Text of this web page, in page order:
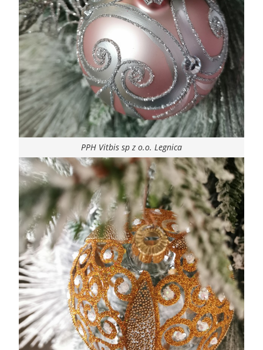
PPH Vitbis sp z o.o. Legnica